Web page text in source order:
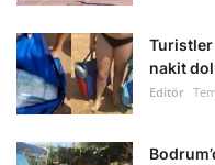
Sağlık
Ekonomi
Turistler
nakit
Editör